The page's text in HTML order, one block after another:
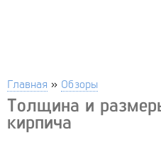
Главная » Обзоры
Толщина и
кирпича